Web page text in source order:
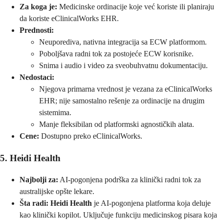
Za koga je: Medicinske ordinacije koje već koriste ili planiraju
da koriste eClinicalWorks EHR.
Prednosti:
Neuporediva, nativna integracija sa ECW platformom.
Poboljšava radni tok za postojeće ECW korisnike.
Snima i audio i video za sveobuhvatnu dokumentaciju.
Nedostaci:
Njegova primarna vrednost je vezana za eClinicalWorks
EHR; nije samostalno rešenje za ordinacije na drugim
sistemima.
Manje fleksibilan od platformski agnostičkih alata.
Cene: Dostupno preko eClinicalWorks.
5. Heidi Health
Najbolji za: AI-pogonjena podrška za klinički radni tok za
australijske opšte lekare.
Šta radi: Heidi Health je AI-pogonjena platforma koja deluje
kao klinički kopilot. Uključuje funkciju medicinskog pisara koja